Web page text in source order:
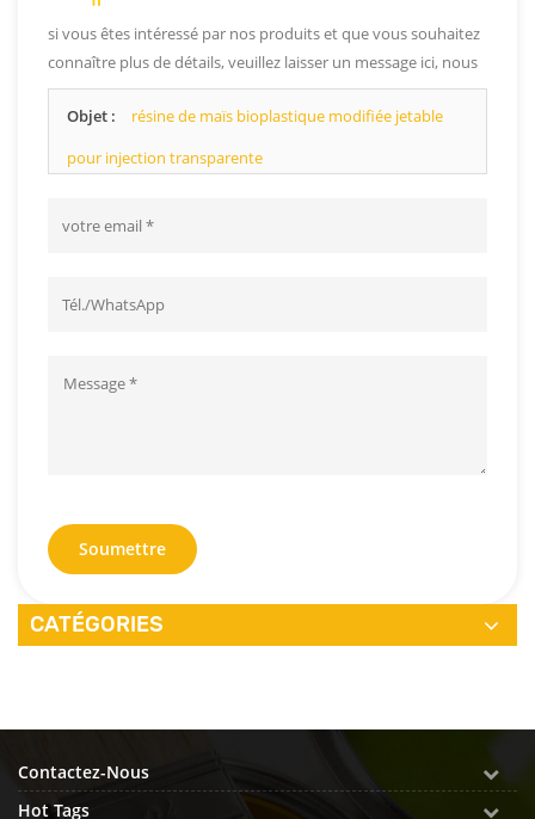
si vous êtes intéressé par nos produits et que vous souhaitez
connaître plus de détails, veuillez laisser un message ici, nous
vous répondrons dès que possible.
Objet :
résine de maïs bioplastique modifiée jetable
pour injection transparente
Soumettre
CATÉGORIES
Contactez-Nous
Hot Tags